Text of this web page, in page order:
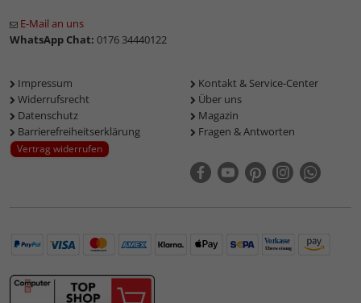
E-Mail an uns
WhatsApp Chat: 0176 34440122
Impressum
Widerrufsrecht
Datenschutz
Barrierefreiheitserklärung
Vertrag widerrufen
Kontakt & Service-Center
Über uns
Magazin
Fragen & Antworten